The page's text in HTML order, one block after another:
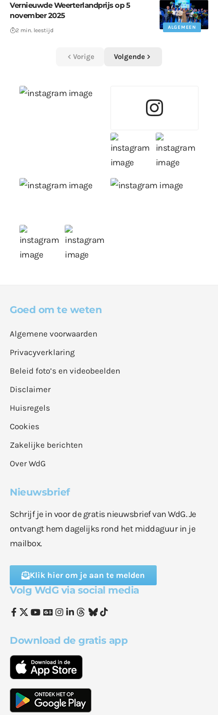
ALGEMEEN
Vernieuwde Weerterlandprijs op 5
november 2025
2 min. leestijd
Vorige Volgende
Goed om te weten
Algemene voorwaarden
Privacyverklaring
Beleid foto’s en videobeelden
Disclaimer
Huisregels
Cookies
Zakelijke berichten
Over WdG
Nieuwsbrief
Schrijf je in voor de gratis nieuwsbrief van WdG. Je
ontvangt hem dagelijks rond het middaguur in je
mailbox.
Klik hier om je aan te melden
Volg WdG via social media
Download de gratis app